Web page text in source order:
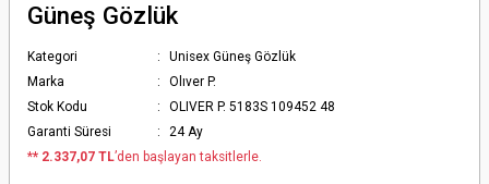
Güneş Gözlük
Kategori
Unisex Güneş Gözlük
Marka
Olıver P.
Stok Kodu
OLIVER P. 5183S 109452 48
Garanti Süresi
24 Ay
** 2.337,07 TL’den başlayan taksitlerle.